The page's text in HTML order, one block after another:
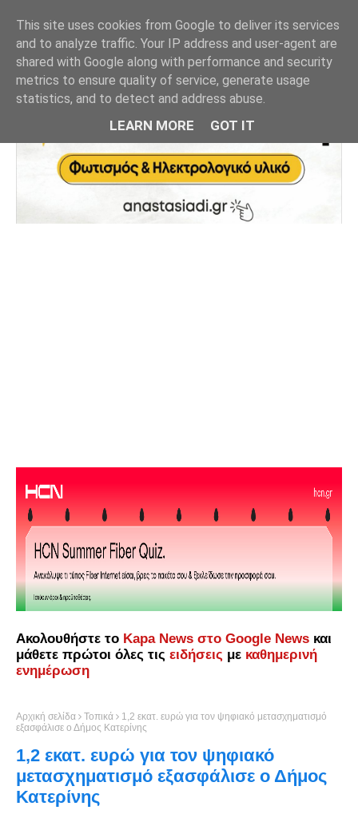
Ακολουθήστε το Kapa News στο Google News και
μάθετε πρώτοι όλες τις ειδήσεις με καθημερινή
ενημέρωση
Αρχική σελίδα Τοπικά
1,2 εκατ. ευρώ για τον ψηφιακό μετασχηματισμό
εξασφάλισε ο Δήμος Κατερίνης
1,2 εκατ. ευρώ για τον ψηφιακό
μετασχηματισμό εξασφάλισε ο Δήμος
Κατερίνης
This site uses cookies from Google to deliver its services
and to analyze traffic. Your IP address and user-agent are
shared with Google along with performance and security
metrics to ensure quality of service, generate usage
statistics, and to detect and address abuse.
LEARN MORE GOT IT